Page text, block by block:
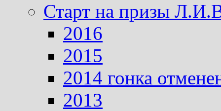
Старт на призы
2016
2015
2014 гонка
2013